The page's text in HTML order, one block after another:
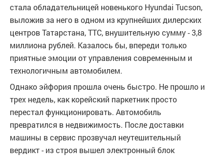
стала обладательницей новенького Hyundai Tucson,
выложив за него в одном из крупнейших дилерских
центров Татарстана, ТТС, внушительную сумму - 3,8
миллиона рублей. Казалось бы, впереди только
приятные эмоции от управления современным и
технологичным автомобилем.
Однако эйфория прошла очень быстро. Не прошло и
трех недель, как корейский паркетник просто
перестал функционировать. Автомобиль
превратился в недвижимость. После доставки
машины в сервис прозвучал неутешительный
вердикт - из строя вышел электронный блок